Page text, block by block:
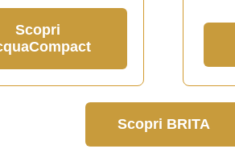
Scopri
Scopri BRITA